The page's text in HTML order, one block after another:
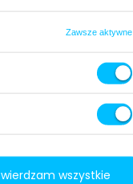
Zawsze aktywne
wszystkie